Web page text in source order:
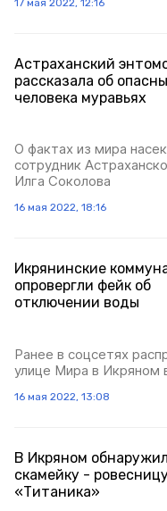
17 мая 2022, 12:16
Астраханский
рассказала об
человека муравьях
О фактах из мира
сотрудник
Илга Соколова
16 мая 2022, 18:16
Икрянинские
опровергли фейк об
отключении воды
Ранее в соцсетях
улице Мира в Икряном
16 мая 2022, 13:08
В Икряном
скамейку - ровесницу
«Титаника»